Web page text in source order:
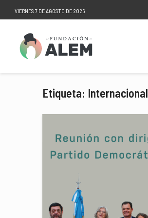
VIERNES 7 DE AGOSTO DE 2026
Etiqueta: Internacional